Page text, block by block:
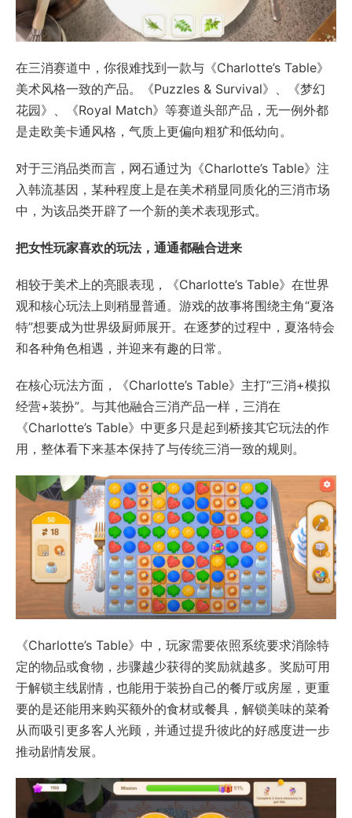
在三消赛道中，你很难找到一款与《Charlotte’s Table》
美术风格一致的产品。《Puzzles & Survival》、《梦幻
花园》、《Royal Match》等赛道头部产品，无一例外都
是走欧美卡通风格，气质上更偏向粗犷和低幼向。
对于三消品类而言，网石通过为《Charlotte’s Table》注
入韩流基因，某种程度上是在美术稍显同质化的三消市场
中，为该品类开辟了一个新的美术表现形式。
把女性玩家喜欢的玩法，通通都融合进来
相较于美术上的亮眼表现，《Charlotte’s Table》在世界
观和核心玩法上则稍显普通。游戏的故事将围绕主角“夏洛
特”想要成为世界级厨师展开。在逐梦的过程中，夏洛特会
和各种角色相遇，并迎来有趣的日常。
在核心玩法方面，《Charlotte’s Table》主打“三消+模拟
经营+装扮”。与其他融合三消产品一样，三消在
《Charlotte’s Table》中更多只是起到桥接其它玩法的作
用，整体看下来基本保持了与传统三消一致的规则。
《Charlotte’s Table》中，玩家需要依照系统要求消除特
定的物品或食物，步骤越少获得的奖励就越多。奖励可用
于解锁主线剧情，也能用于装扮自己的餐厅或房屋，更重
要的是还能用来购买额外的食材或餐具，解锁美味的菜肴
从而吸引更多客人光顾，并通过提升彼此的好感度进一步
推动剧情发展。